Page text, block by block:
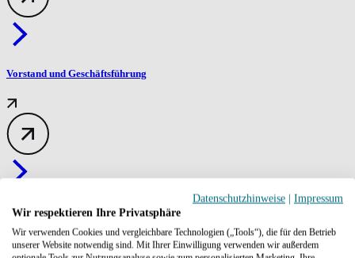
Vorstand und Geschäftsführung
Mitglieder
Datenschutzhinweise | Impressum
Wir respektieren Ihre Privatsphäre
Wir verwenden Cookies und vergleichbare Technologien („Tools“), die für den Betrieb
unserer Website notwendig sind. Mit Ihrer Einwilligung verwenden wir außerdem